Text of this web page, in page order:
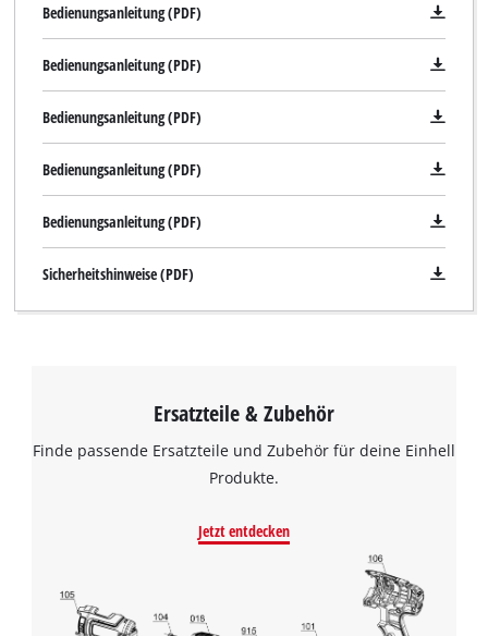
Bedienungsanleitung (PDF)
Bedienungsanleitung (PDF)
Bedienungsanleitung (PDF)
Bedienungsanleitung (PDF)
Bedienungsanleitung (PDF)
Sicherheitshinweise (PDF)
Ersatzteile & Zubehör
Finde passende Ersatzteile und Zubehör für deine Einhell
Produkte.
Jetzt entdecken